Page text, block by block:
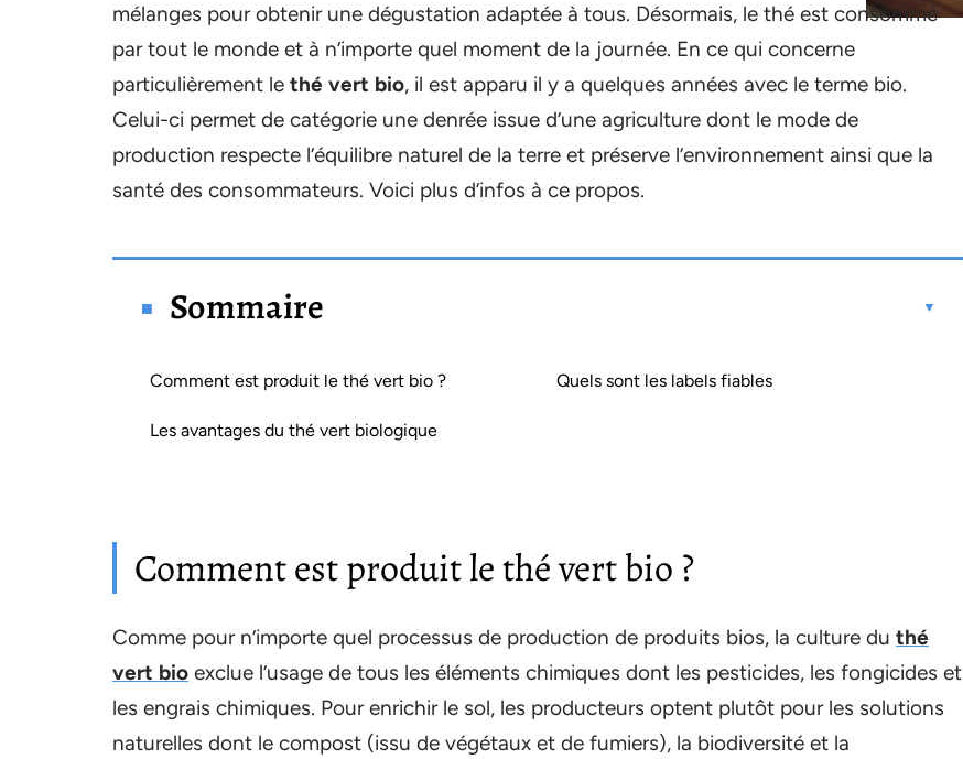
mélanges pour obtenir une dégustation adaptée à tous. Désormais, le thé est consommé
par tout le monde et à n’importe quel moment de la journée. En ce qui concerne
particulièrement le thé vert bio, il est apparu il y a quelques années avec le terme bio.
Celui-ci permet de catégorie une denrée issue d’une agriculture dont le mode de
production respecte l’équilibre naturel de la terre et préserve l’environnement ainsi que la
santé des consommateurs. Voici plus d’infos à ce propos.
Sommaire
Comment est produit le thé vert bio ?
Les avantages du thé vert biologique
Quels sont les labels fiables
Comment est produit le thé vert bio ?
Comme pour n’importe quel processus de production de produits bios, la culture du thé
vert bio exclue l’usage de tous les éléments chimiques dont les pesticides, les fongicides et
les engrais chimiques. Pour enrichir le sol, les producteurs optent plutôt pour les solutions
naturelles dont le compost (issu de végétaux et de fumiers), la biodiversité et la